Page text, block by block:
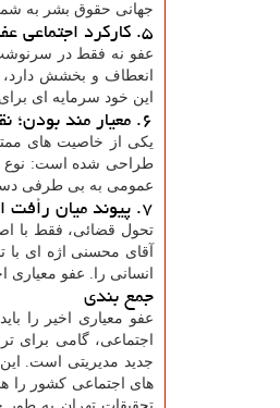
جهانی حقوق بشر به
۵. کارکرد اجتماعی عفو
عفو نه فقط در سرنوشت
انعطاف و بخشش دارد،
این خود سرمایه ای
۶. معیار مند بودن؛ نقطه تمایز عفو اخیر
یکی از خاصیت های
طراحی شده است: نوع
عمومی به بی طرفی
۷. پیوند میان رأفت اسلامی و توسعه قضائی
تحول قضائی، فقط با
آقای محسنی اژه ای با
انسانی را. عفو
جمع بندی
عفو معیاری اخیر را
اجتماعی، گامی برای
جدید مدیریتی است.
های اجتماعی کشور را